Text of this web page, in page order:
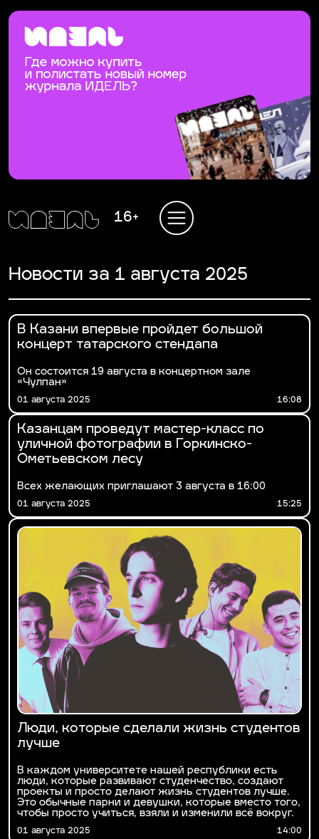
16+
Новости за 1 августа 2025
В Казани впервые пройдет большой
концерт татарского стендапа
Он состоится 19 августа в концертном зале
«Чулпан»
01 августа 2025 16:08
Казанцам проведут мастер-класс по
уличной фотографии в Горкинско-
Ометьевском лесу
Всех желающих приглашают 3 августа в 16:00
01 августа 2025 15:25
Люди, которые сделали жизнь студентов
лучше
В каждом университете нашей республики есть
люди, которые развивают студенчество, создают
проекты и просто делают жизнь студентов лучше.
Это обычные парни и девушки, которые вместо того,
чтобы просто учиться, взяли и изменили всё вокруг.
01 августа 2025 14:00